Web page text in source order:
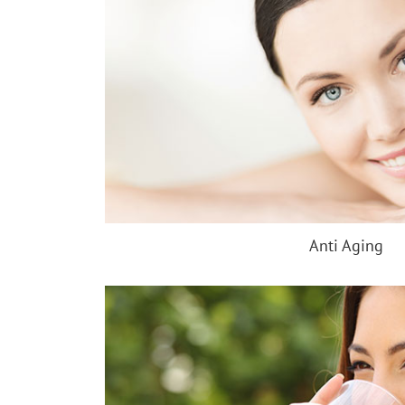
Anti Aging